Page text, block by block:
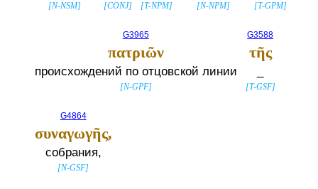
[N-NSM] [CONJ] [T-NPM] [N-NPM] [T-GPM]
G3965
πατριῶν
происхождений по отцовской линии
[N-GPF]
G3588
τῆς
[T-GSF]
G4864
συναγωγῆς,
собрания,
[N-GSF]